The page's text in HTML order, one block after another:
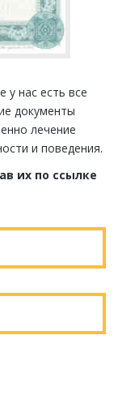
нас есть все
документы
лечение
и поведения.
их по ссылке